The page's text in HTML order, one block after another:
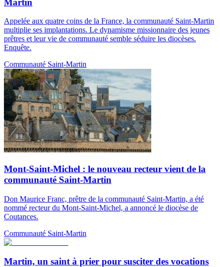
Martin
Appelée aux quatre coins de la France, la communauté Saint-Martin
multiplie ses implantations. Le dynamisme missionnaire des jeunes
prêtres et leur vie de communauté semble séduire les diocèses.
Enquête.
Communauté Saint-Martin
Mont-Saint-Michel : le nouveau recteur vient de la
communauté Saint-Martin
Don Maurice Franc, prêtre de la communauté Saint-Martin, a été
nommé recteur du Mont-Saint-Michel, a annoncé le diocèse de
Coutances.
Communauté Saint-Martin
Martin, un saint à prier pour susciter des vocations